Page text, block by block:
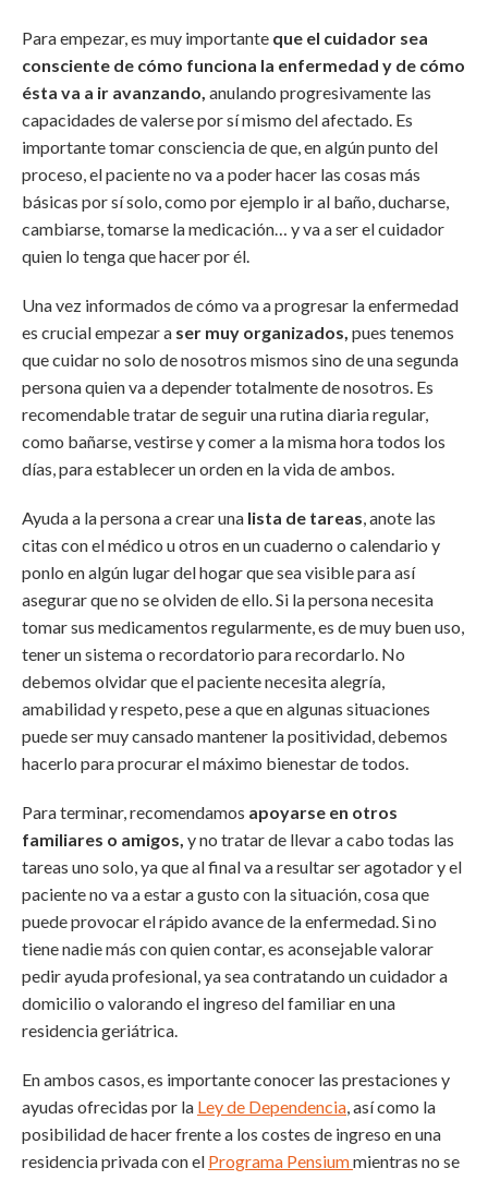
Para empezar, es muy importante que el cuidador sea
consciente de cómo funciona la enfermedad y de cómo
ésta va a ir avanzando, anulando progresivamente las
capacidades de valerse por sí mismo del afectado. Es
importante tomar consciencia de que, en algún punto del
proceso, el paciente no va a poder hacer las cosas más
básicas por sí solo, como por ejemplo ir al baño, ducharse,
cambiarse, tomarse la medicación… y va a ser el cuidador
quien lo tenga que hacer por él.
Una vez informados de cómo va a progresar la enfermedad
es crucial empezar a ser muy organizados, pues tenemos
que cuidar no solo de nosotros mismos sino de una segunda
persona quien va a depender totalmente de nosotros. Es
recomendable tratar de seguir una rutina diaria regular,
como bañarse, vestirse y comer a la misma hora todos los
días, para establecer un orden en la vida de ambos.
Ayuda a la persona a crear una lista de tareas , anote las
citas con el médico u otros en un cuaderno o calendario y
ponlo en algún lugar del hogar que sea visible para así
asegurar que no se olviden de ello. Si la persona necesita
tomar sus medicamentos regularmente, es de muy buen uso,
tener un sistema o recordatorio para recordarlo. No
debemos olvidar que el paciente necesita alegría,
amabilidad y respeto, pese a que en algunas situaciones
puede ser muy cansado mantener la positividad, debemos
hacerlo para procurar el máximo bienestar de todos.
Para terminar, recomendamos apoyarse en otros
familiares o amigos, y no tratar de llevar a cabo todas las
tareas uno solo, ya que al final va a resultar ser agotador y el
paciente no va a estar a gusto con la situación, cosa que
puede provocar el rápido avance de la enfermedad. Si no
tiene nadie más con quien contar, es aconsejable valorar
pedir ayuda profesional, ya sea contratando un cuidador a
domicilio o valorando el ingreso del familiar en una
residencia geriátrica.
En ambos casos, es importante conocer las prestaciones y
ayudas ofrecidas por la Ley de Dependencia , así como la
posibilidad de hacer frente a los costes de ingreso en una
residencia privada con el Programa Pensiummientras no se